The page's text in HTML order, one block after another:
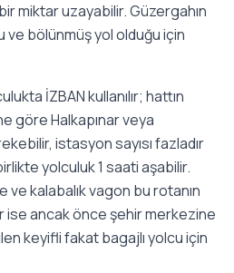
miktar uzayabilir. Güzergahın
bölünmüş yol olduğu için
İZBAN kullanılır; hattın
göre Halkapınar veya
istasyon sayısı fazladır
yolculuk 1 saati aşabilir.
kalabalık vagon bu rotanın
ise ancak önce şehir merkezine
keyifli fakat bagajlı yolcu için